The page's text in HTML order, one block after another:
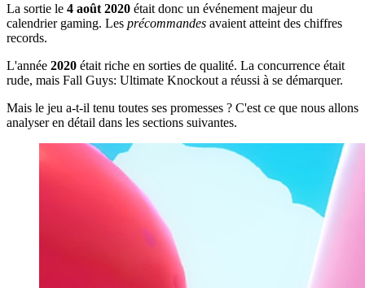
La sortie le 4 août 2020 était donc un événement majeur du
calendrier gaming. Les précommandes avaient atteint des chiffres
records.
L'année 2020 était riche en sorties de qualité. La concurrence était
rude, mais Fall Guys: Ultimate Knockout a réussi à se démarquer.
Mais le jeu a-t-il tenu toutes ses promesses ? C'est ce que nous allons
analyser en détail dans les sections suivantes.